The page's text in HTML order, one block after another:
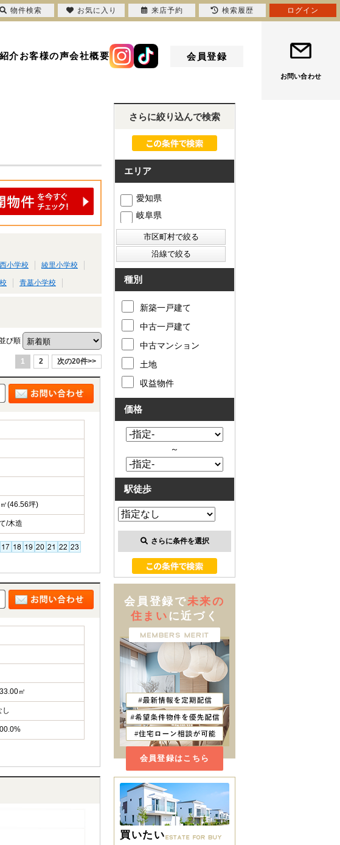
介お客様の声会社概要 会員登録
お問い合わせ
西小学校 綾里小学校
青墓小学校
び順
1 2 次の20件>>
(46.56坪)
/木造
㎡
し
さらに絞り込んで検索
エリア
愛知県
岐阜県
種別
新築一戸建て
中古一戸建て
中古マンション
土地
収益物件
価格
～
駅徒歩
さらに条件を選択
会員登録で未来の
住まい に近づく
会員登録はこちら
買いたい
物件検索 お気に入り 来店予約 検索履歴 ログイン